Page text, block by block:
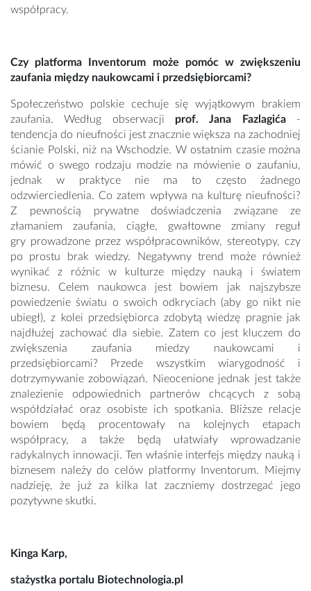
współpracy.
Czy platforma Inventorum może pomóc w zwiększeniu
zaufania między naukowcami i przedsiębiorcami?
Społeczeństwo polskie cechuje się wyjątkowym brakiem
zaufania. Według obserwacji prof. Jana Fazlagića-
tendencja do nieufności jest znacznie większa na zachodniej
ścianie Polski, niż na Wschodzie. W ostatnim czasie można
mówić o swego rodzaju modzie na mówienie o zaufaniu,
jednak w praktyce nie ma to często żadnego
odzwierciedlenia. Co zatem wpływa na kulturę nieufności?
Z pewnością prywatne doświadczenia związane ze
złamaniem zaufania, ciągłe, gwałtowne zmiany reguł
gry prowadzone przez współpracowników, stereotypy, czy
po prostu brak wiedzy. Negatywny trend może również
wynikać z różnic w kulturze między nauką i światem
biznesu. Celem naukowca jest bowiem jak najszybsze
powiedzenie światu o swoich odkryciach (aby go nikt nie
ubiegł), z kolei przedsiębiorca zdobytą wiedzę pragnie jak
najdłużej zachować dla siebie. Zatem co jest kluczem do
zwiększenia zaufania miedzy naukowcami i
przedsiębiorcami? Przede wszystkim wiarygodność i
dotrzymywanie zobowiązań. Nieocenione jednak jest także
znalezienie odpowiednich partnerów chcących z sobą
współdziałać oraz osobiste ich spotkania. Bliższe relacje
bowiem będą procentowały na kolejnych etapach
współpracy, a także będą ułatwiały wprowadzanie
radykalnych innowacji. Ten właśnie interfejs między nauką i
biznesem należy do celów platformy Inventorum. Miejmy
nadzieję, że już za kilka lat zaczniemy dostrzegać jego
pozytywne skutki.
Kinga Karp,
stażystka portalu Biotechnologia.pl